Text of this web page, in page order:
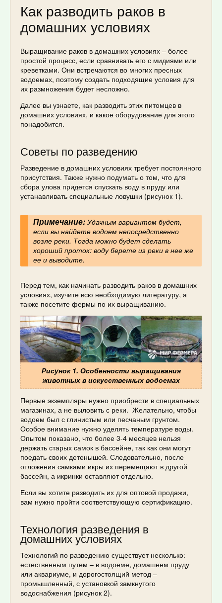
Как разводить раков в
домашних условиях
Выращивание раков в домашних условиях – более
простой процесс, если сравнивать его с мидиями или
креветками. Они встречаются во многих пресных
водоемах, поэтому создать подходящие условия для
их размножения будет несложно.
Далее вы узнаете, как разводить этих питомцев в
домашних условиях, и какое оборудование для этого
понадобится.
Советы по разведению
Разведение в домашних условиях требует постоянного
присутствия. Также нужно подумать о том, что для
сбора улова придется спускать воду в пруду или
устанавливать специальные ловушки (рисунок 1).
Примечание:Удачным вариантом будет,
если вы найдете водоем непосредственно
возле реки. Тогда можно будет сделать
хороший проток: воду берете из реки в нее же
ее и выводите.
Перед тем, как начинать разводить раков в домашних
условиях, изучите всю необходимую литературу, а
также посетите фермы по их выращиванию.
Рисунок 1. Особенности выращивания
животных в искусственных водоемах
Первые экземпляры нужно приобрести в специальных
магазинах, а не выловить с реки. Желательно, чтобы
водоем был с глинистым или песчаным грунтом.
Особое внимание нужно уделять температуре воды.
Опытом показано, что более 3-4 месяцев нельзя
держать старых самок в бассейне, так как они могут
поедать своих детенышей. Следовательно, после
отложения самками икры их перемещают в другой
бассейн, а икринки оставляют отдельно.
Если вы хотите разводить их для оптовой продажи,
вам нужно пройти соответствующую сертификацию.
Технология разведения в
домашних условиях
Технологий по разведению существует несколько:
естественным путем – в водоеме, домашнем пруду
или аквариуме, и дорогостоящий метод –
промышленный, с установкой замкнутого
водоснабжения (рисунок 2).